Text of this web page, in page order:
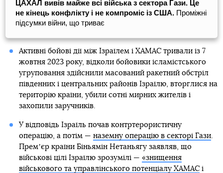
ЦАХАЛ вивів майже всі війська з сектора Гази. Це
не кінець конфлікту і не компроміс із США. Проміжні
підсумки війни, що триває
Активні бойові дії між Ізраїлем і ХАМАС тривали із 7
жовтня 2023 року, відколи бойовики ісламістського
угруповання здійснили масований ракетний обстріл
південних і центральних районів Ізраїлю, вторглися на
територію країни, убили сотні мирних жителів і
захопили заручників.
У відповідь Ізраїль почав контртерористичну
операцію, а потім — наземну операцію в секторі Гази.
Премʼєр країни Біньямін Нетаньягу заявляв, що
військові цілі Ізраїлю зрозумілі — «знищення
військового та управлінського потенціалу ХАМАСі